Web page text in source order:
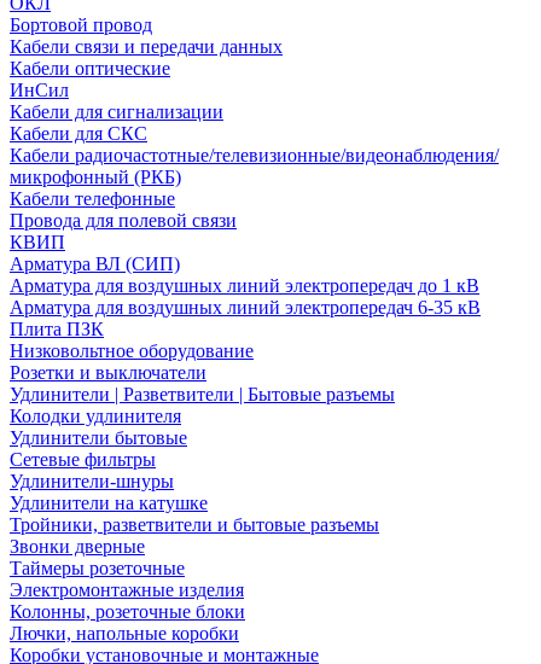
Бортовой провод
Кабели связи и передачи данных
Кабели оптические
ИнСил
Кабели для сигнализации
Кабели для СКС
Кабели радиочастотные/телевизионные/видеонаблюдения/
микрофонный (РКБ)
Кабели телефонные
Провода для полевой связи
КВИП
Арматура ВЛ (СИП)
Арматура для воздушных линий электропередач до 1 кВ
Арматура для воздушных линий электропередач 6-35 кВ
Плита ПЗК
Низковольтное оборудование
Розетки и выключатели
Удлинители | Разветвители | Бытовые разъемы
Колодки удлинителя
Удлинители бытовые
Сетевые фильтры
Удлинители-шнуры
Удлинители на катушке
Тройники, разветвители и бытовые разъемы
Звонки дверные
Таймеры розеточные
Электромонтажные изделия
Колонны, розеточные блоки
Лючки, напольные коробки
Коробки установочные и монтажные